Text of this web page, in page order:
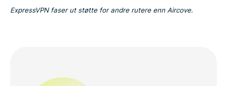
ExpressVPN faser ut støtte for andre rutere enn Aircove.